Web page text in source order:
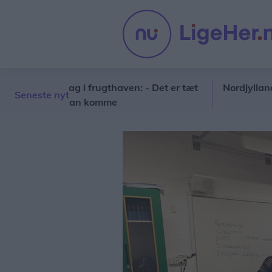
Seneste nyt
torsdag i frugthaven: - Det er tæt
ikke kan komme
Nordjyllands